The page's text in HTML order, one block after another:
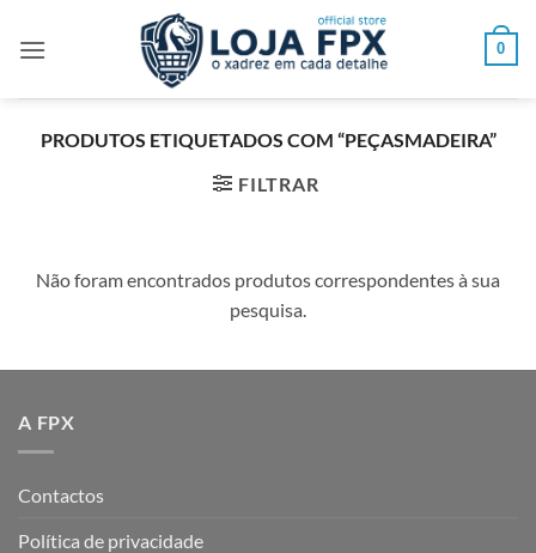
0
PRODUTOS ETIQUETADOS COM “PEÇASMADEIRA”
FILTRAR
Não foram encontrados produtos correspondentes à sua
pesquisa.
A FPX
Contactos
Política de privacidade